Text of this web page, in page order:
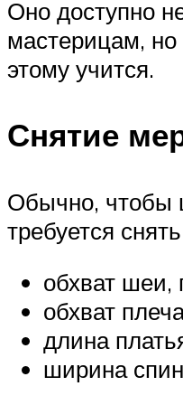
Оно доступно
мастерицам, но
этому учится.
Снятие
Обычно, чтобы
требуется
обхват шеи,
обхват
длина
ширина